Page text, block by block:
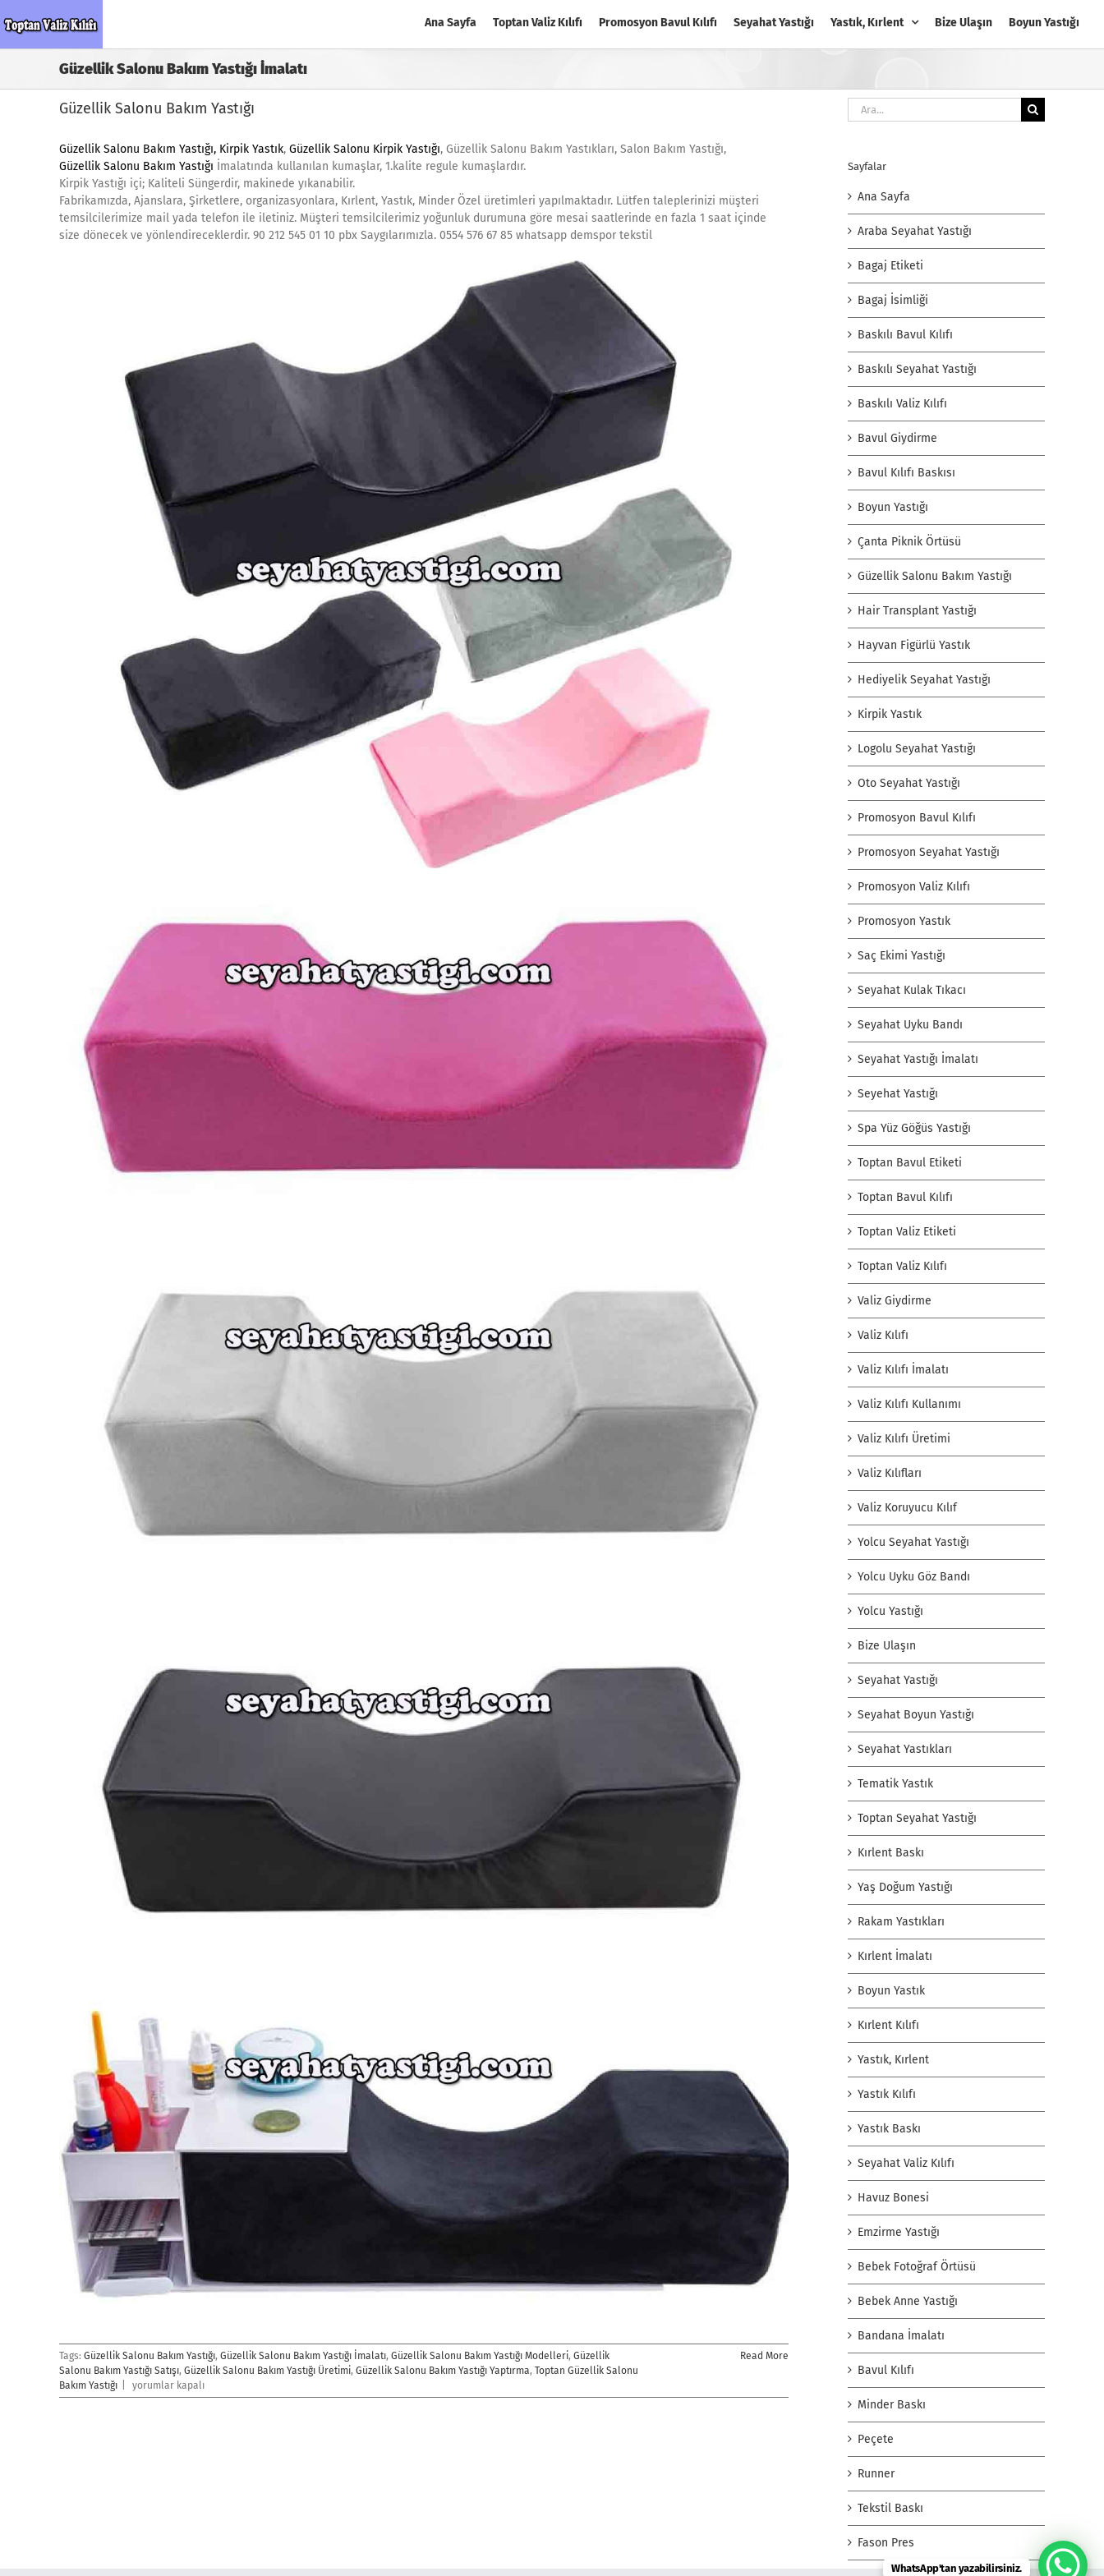
to
Ana Sayfa Toptan Valiz Kılıfı Promosyon Bavul Kılıfı Seyahat Yastığı Yastık, Kırlent Bize Ulaşın Boyun Yastığı
Güzellik Salonu Bakım Yastığı İmalatı
Güzellik Salonu Bakım Yastığı
Güzellik Salonu Bakım Yastığı, Kirpik Yastık, Güzellik Salonu Kirpik Yastığı, Güzellik Salonu Bakım Yastıkları, Salon Bakım Yastığı,
Güzellik Salonu Bakım Yastığı İmalatında kullanılan kumaşlar, 1.kalite regule kumaşlardır.
Kirpik Yastığı içi; Kaliteli Süngerdir, makinede yıkanabilir.
Fabrikamızda, Ajanslara, Şirketlere, organizasyonlara, Kırlent, Yastık, Minder Özel üretimleri yapılmaktadır. Lütfen taleplerinizi müşteri
temsilcilerimize mail yada telefon ile iletiniz. Müşteri temsilcilerimiz yoğunluk durumuna göre mesai saatlerinde en fazla 1 saat içinde
size dönecek ve yönlendireceklerdir. 90 212 545 01 10 pbx Saygılarımızla. 0554 576 67 85 whatsapp demspor tekstil
Tags: Güzellik Salonu Bakım Yastığı, Güzellik Salonu Bakım Yastığı İmalatı, Güzellik Salonu Bakım Yastığı Modelleri, Güzellik
Salonu Bakım Yastığı Satışı, Güzellik Salonu Bakım Yastığı Üretimi, Güzellik Salonu Bakım Yastığı Yaptırma, Toptan Güzellik Salonu
Bakım Yastığı
Güzellik
Salonu
yorumlar kapalı
Read More
Ara:
Sayfalar
Ana Sayfa
Araba Seyahat Yastığı
Bagaj Etiketi
Bagaj İsimliği
Baskılı Bavul Kılıfı
Baskılı Seyahat Yastığı
Baskılı Valiz Kılıfı
Bavul Giydirme
Bavul Kılıfı Baskısı
Boyun Yastığı
Çanta Piknik Örtüsü
Güzellik Salonu Bakım Yastığı
Hair Transplant Yastığı
Hayvan Figürlü Yastık
Hediyelik Seyahat Yastığı
Kirpik Yastık
Logolu Seyahat Yastığı
Oto Seyahat Yastığı
Promosyon Bavul Kılıfı
Promosyon Seyahat Yastığı
Promosyon Valiz Kılıfı
Promosyon Yastık
Saç Ekimi Yastığı
Seyahat Kulak Tıkacı
Seyahat Uyku Bandı
Seyahat Yastığı İmalatı
Seyehat Yastığı
Spa Yüz Göğüs Yastığı
Toptan Bavul Etiketi
Toptan Bavul Kılıfı
Toptan Valiz Etiketi
Toptan Valiz Kılıfı
Valiz Giydirme
Valiz Kılıfı
Valiz Kılıfı İmalatı
Valiz Kılıfı Kullanımı
Valiz Kılıfı Üretimi
Valiz Kılıfları
Valiz Koruyucu Kılıf
Yolcu Seyahat Yastığı
Yolcu Uyku Göz Bandı
Yolcu Yastığı
Bize Ulaşın
Seyahat Yastığı
Seyahat Boyun Yastığı
Seyahat Yastıkları
Tematik Yastık
Toptan Seyahat Yastığı
Kırlent Baskı
Yaş Doğum Yastığı
Rakam Yastıkları
Kırlent İmalatı
Boyun Yastık
Kırlent Kılıfı
Yastık, Kırlent
Yastık Kılıfı
Yastık Baskı
Seyahat Valiz Kılıfı
Havuz Bonesi
Emzirme Yastığı
Bebek Fotoğraf Örtüsü
Bebek Anne Yastığı
Bandana İmalatı
Bavul Kılıfı
Minder Baskı
Peçete
Runner
Tekstil Baskı
Fason Pres
WhatsApp'tan yazabilirsiniz.